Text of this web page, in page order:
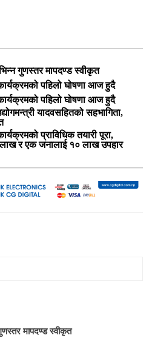
गुणस्तर मापदण्ड स्वीकृत
पहिलो घोषणा आज हुदै
पहिलो घोषणा आज हुदै
यादवसहितको सहभागिता,
प्राविधिक तयारी पूरा,
र एक जनालाई १० लाख उपहार
मापदण्ड स्वीकृत